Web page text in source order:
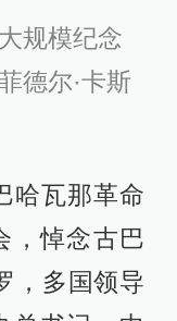
规模纪念
德尔·卡斯
哈瓦那革命
，悼念古巴
，多国领导